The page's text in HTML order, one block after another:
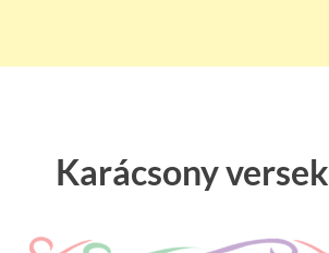
Karácsony versek